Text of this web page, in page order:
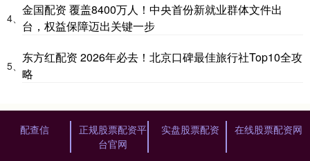
4、
金国配资 覆盖8400万人！中央首份新就业群体文件出
台，权益保障迈出关键一步
5、
东方红配资 2026年必去！北京口碑最佳旅行社Top10全攻
略
配查信
正规股票配资平
台官网
实盘股票配资 在线股票配资网